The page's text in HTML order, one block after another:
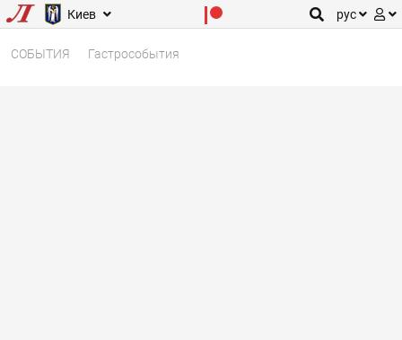
Киев рус
СОБЫТИЯ Гастрособытия